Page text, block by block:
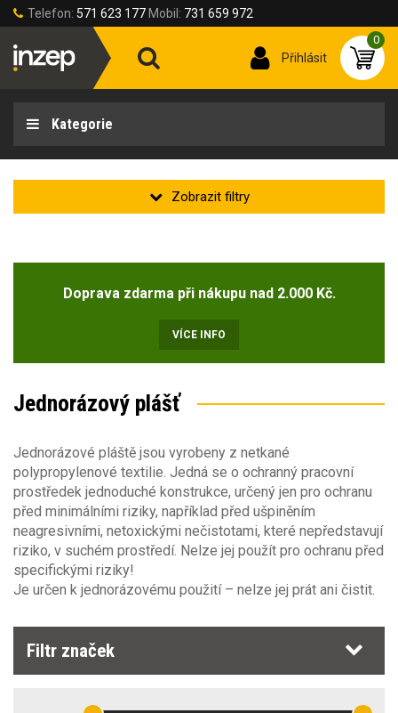
Telefon: 571 623 177 Mobil: 731 659 972
Přihlásit
0
Kategorie
Velikost oděvů
58-XL(2)
Sezóna
Sezóna
jaro/podzim(5)
léto(5)
zima(5)
Materiál
Gramáž [g/m2]
0
Stretch materiál
Obecné vlastnosti
Typ oděvu
plast(10)
Příprava na strojní vyšívání
Doprava zdarma při nákupu nad 2.000 Kč.
VÍCE INFO
Jednorázový plášť
Jednorázové pláště jsou vyrobeny z netkané
polypropylenové textilie. Jedná se o ochranný pracovní
prostředek jednoduché konstrukce, určený jen pro ochranu
před minimálními riziky, například před ušpiněním
neagresivními, netoxickými nečistotami, které nepředstavují
riziko, v suchém prostředí. Nelze jej použít pro ochranu před
specifickými riziky!
Je určen k jednorázovému použití – nelze jej prát ani čistit.
Filtr značek